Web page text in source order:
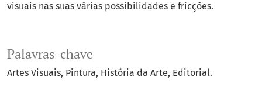
Palavras-chave
Artes Visuais Pintura História da Arte Editorial.
visuais nas suas várias possibilidades e fricções.